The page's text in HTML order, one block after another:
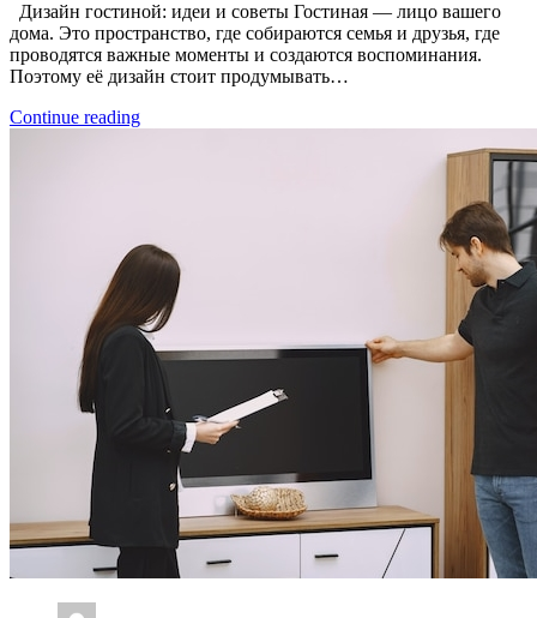
Дизайн гостиной: идеи и советы Гостиная — лицо вашего
дома. Это пространство, где собираются семья и друзья, где
проводятся важные моменты и создаются воспоминания.
Поэтому её дизайн стоит продумывать…
Continue reading